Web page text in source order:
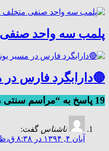
پلمب سه واحد
🔴دارابگرد فارس در مسیر یونسکو/
19 پاسخ به “مراسم سنتی مجمع حضرت قاسم (ع) در قلعه پایین داراب”
ناشناس گفت:
آبان ۴, ۱۳۹۴ در ۸:۳۸ ق٫ظ